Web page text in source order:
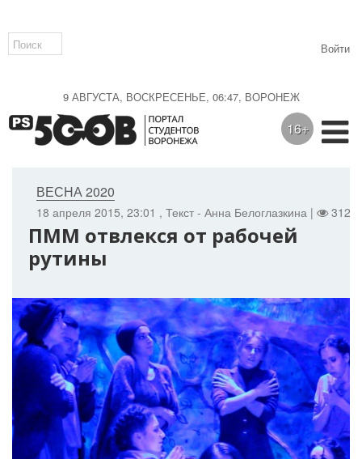
9 АВГУСТА, ВОСКРЕСЕНЬЕ, 06:47, ВОРОНЕЖ
Войти
16+
18 апреля 2015, 23:01 , Текст - Анна Белоглазкина | 3120
ВЕСНА 2020
ПММ отвлекся от рабочей
рутины